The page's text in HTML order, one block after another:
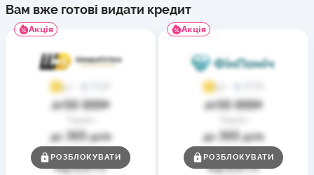
Вам вже готові видати кредит
Акція
4,1
до50 000₴
до 365днів
Ставка
від0,01%
РОЗБЛОКУВАТИ
Акція
4,7
до50 000₴
до 365днів
Ставка
від0,01%
РОЗБЛОКУВАТИ